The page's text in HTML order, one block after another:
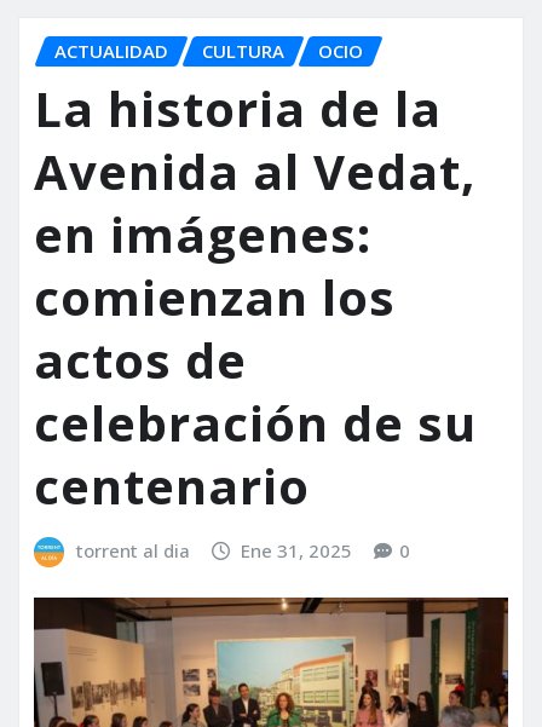
ACTUALIDAD CULTURA OCIO
La historia de la
Avenida al Vedat,
en imágenes:
comienzan los
actos de
celebración de su
centenario
torrent al dia Ene 31, 2025 0